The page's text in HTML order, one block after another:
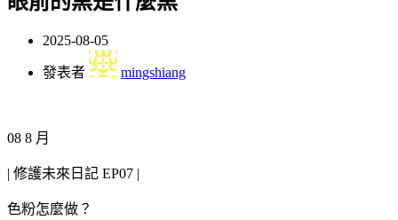
2025-08-05
發表者 mingshiang
08 8 月
| 修護未來日記 EP07 |
色粉怎麼做？